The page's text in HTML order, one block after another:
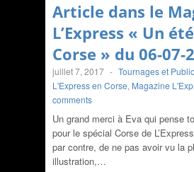
Article dans le
L’Express « Un
Corse » du 06-07-
juillet 7, 2017 - Tournages et
L'Express en Corse, Magazine
comments
Un grand merci à Eva qui pense
pour le spécial Corse de
par contre, de ne pas avoir vu la
illustration,…